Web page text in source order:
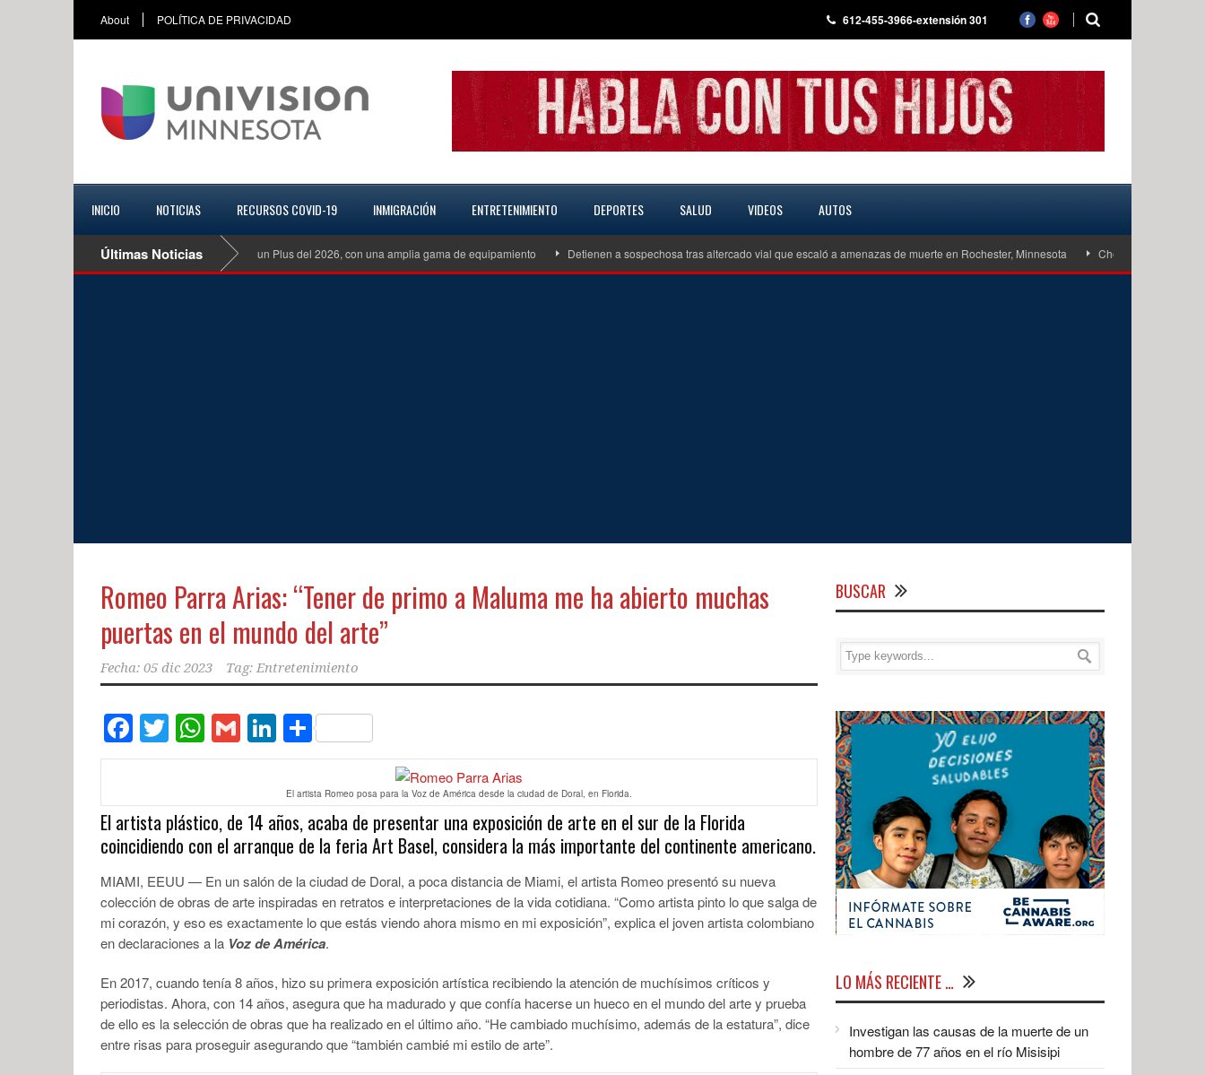
About POLÍTICA DE PRIVACIDAD 612-455-3966-extensión 301
INICIO NOTICIAS RECURSOS COVID-19 INMIGRACIÓN ENTRETENIMIENTO DEPORTES SALUD VIDEOS AUTOS
Últimas Noticias
Mazda CX 70 Turbo S Premiun Plus del 2026, con una amplia gama de equipamiento Detienen a sospechosa tras altercado vial que escaló a amenazas de muerte en Rochester, Minnesota Choque de embarcaciones en
Romeo Parra Arias: “Tener de primo a Maluma me ha abierto muchas
puertas en el mundo del arte”
Fecha: 05 dic 2023 Tag: Entretenimiento
Facebook
Twitter
WhatsApp
GmailLinkedIn
Compartir
El artista Romeo posa para la Voz de América desde la ciudad de Doral, en Florida.
El artista plástico, de 14 años, acaba de presentar una exposición de arte en el sur de la Florida
coincidiendo con el arranque de la feria Art Basel, considera la más importante del continente americano.
MIAMI, EEUU — En un salón de la ciudad de Doral, a poca distancia de Miami, el artista Romeo presentó su nueva
colección de obras de arte inspiradas en retratos e interpretaciones de la vida cotidiana. “Como artista pinto lo que salga de
mi corazón, y eso es exactamente lo que estás viendo ahora mismo en mi exposición”, explica el joven artista colombiano
en declaraciones a la Voz de América.
En 2017, cuando tenía 8 años, hizo su primera exposición artística recibiendo la atención de muchísimos críticos y
periodistas. Ahora, con 14 años, asegura que ha madurado y que confía hacerse un hueco en el mundo del arte y prueba
de ello es la selección de obras que ha realizado en el último año. “He cambiado muchísimo, además de la estatura”, dice
entre risas para proseguir asegurando que “también cambié mi estilo de arte”.
BUSCAR
LO MÁS RECIENTE …
Investigan las causas de la muerte de un
hombre de 77 años en el río Misisipi